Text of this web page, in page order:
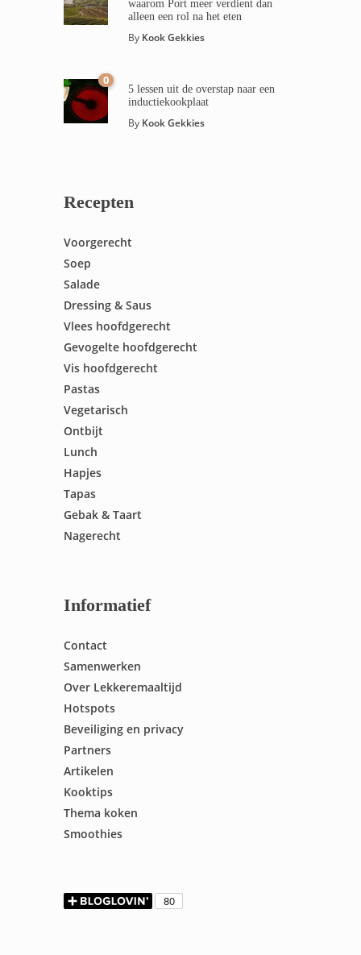
waarom Port meer verdient dan
alleen een rol na het eten
By Kook Gekkies
0
5 lessen uit de overstap naar een
inductiekookplaat
By Kook Gekkies
Recepten
Voorgerecht
Soep
Salade
Dressing & Saus
Vlees hoofdgerecht
Gevogelte hoofdgerecht
Vis hoofdgerecht
Pastas
Vegetarisch
Ontbijt
Lunch
Hapjes
Tapas
Gebak & Taart
Nagerecht
Informatief
Contact
Samenwerken
Over Lekkeremaaltijd
Hotspots
Beveiliging en privacy
Partners
Artikelen
Kooktips
Thema koken
Smoothies